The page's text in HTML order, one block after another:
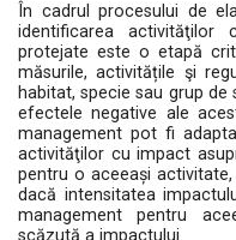
În cadrul procesului de
identificarea activităţilor
protejate este o etapă
măsurile, activitățile şi
habitat, specie sau grup
efectele negative ale
management pot fi
activităţilor cu impact
pentru o aceeași
dacă intensitatea
management pentru
scăzută a impactului.